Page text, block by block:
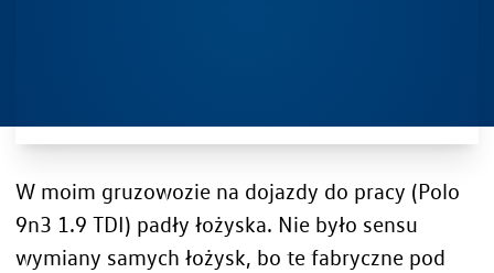
W moim gruzowozie na dojazdy do pracy (Polo
9n3 1.9 TDI) padły łożyska. Nie było sensu
wymiany samych łożysk, bo te fabryczne pod